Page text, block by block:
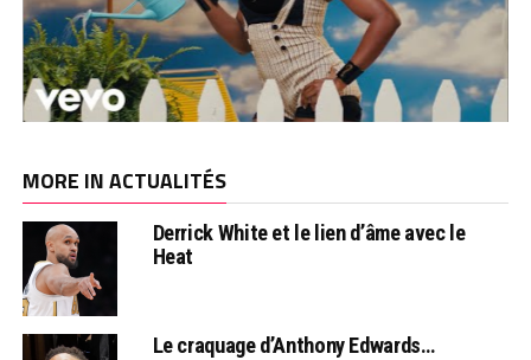
MORE IN ACTUALITÉS
Derrick White et le lien d’âme avec le
Heat
Le craquage d’Anthony Edwards…